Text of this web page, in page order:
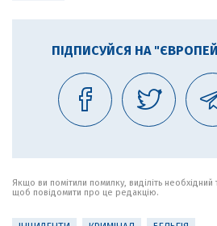
ПІДПИСУЙСЯ НА
Якщо ви помітили помилку, виділіть необхідний
щоб повідомити про це редакцію.